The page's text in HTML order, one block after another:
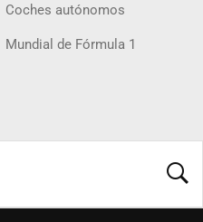
Coches autónomos
Mundial de Fórmula 1